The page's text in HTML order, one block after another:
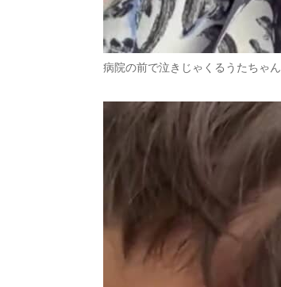
病院の前で泣きじゃくるうたちゃん